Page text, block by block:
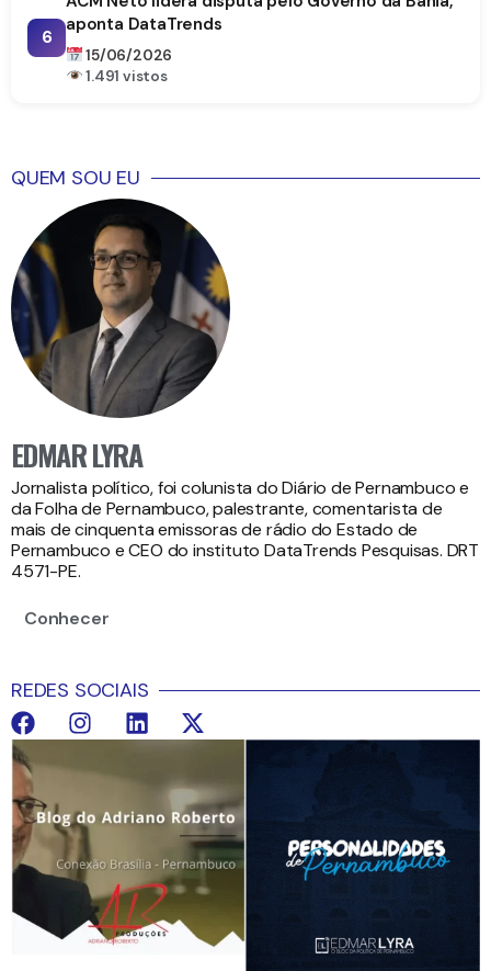
6
aponta DataTrends
15/06/2026
1.491 vistos
QUEM SOU EU
EDMAR LYRA
Jornalista político, foi colunista do Diário de Pernambuco e
da Folha de Pernambuco, palestrante, comentarista de
mais de cinquenta emissoras de rádio do Estado de
Pernambuco e CEO do instituto DataTrends Pesquisas. DRT
4571-PE.
Conhecer
REDES SOCIAIS